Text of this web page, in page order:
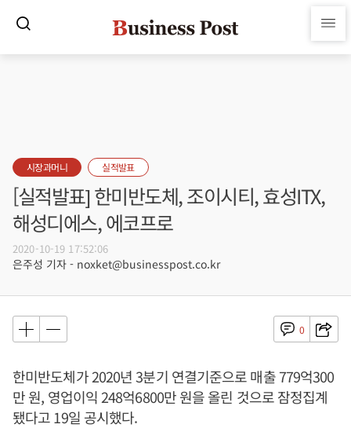
시장과머니 실적발표
[실적발표] 한미반도체, 조이시티, 효성ITX,
해성디에스, 에코프로
2020-10-19 17:52:06
은주성 기자 - noxket@businesspost.co.kr
0
한미반도체가 2020년 3분기 연결기준으로 매출 779억300
만 원, 영업이익 248억6800만 원을 올린 것으로 잠정집계
됐다고 19일 공시했다.